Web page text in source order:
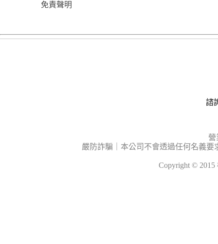
免責聲明
諮
營
嚴防詐騙｜本公司不會透過任何名義
Copyright ©